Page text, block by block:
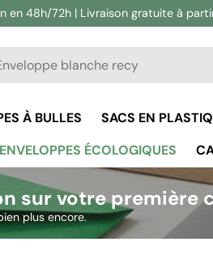
en 48h/72h | Livraison gratuite à
À BULLES SACS EN
ENVELOPPES ÉCOLOGIQUES
sur votre première
plus encore.